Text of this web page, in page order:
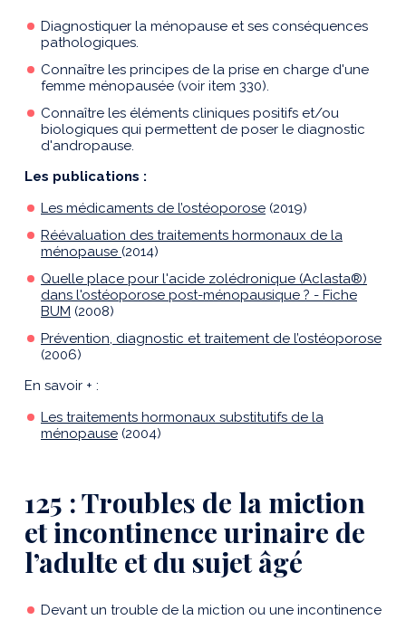
Diagnostiquer la ménopause et ses conséquences
pathologiques.
Connaître les principes de la prise en charge d'une
femme ménopausée (voir item 330).
Connaître les éléments cliniques positifs et/ou
biologiques qui permettent de poser le diagnostic
d'andropause.
Les publications :
Les médicaments de l’ostéoporose (2019)
Réévaluation des traitements hormonaux de la
ménopause (2014)
Quelle place pour l'acide zolédronique (Aclasta®)
dans l'ostéoporose post-ménopausique ? - Fiche
BUM (2008)
Prévention, diagnostic et traitement de l’ostéoporose
(2006)
En savoir + :
Les traitements hormonaux substitutifs de la
ménopause (2004)
125 : Troubles de la miction
et incontinence urinaire de
l’adulte et du sujet âgé
Devant un trouble de la miction ou une incontinence